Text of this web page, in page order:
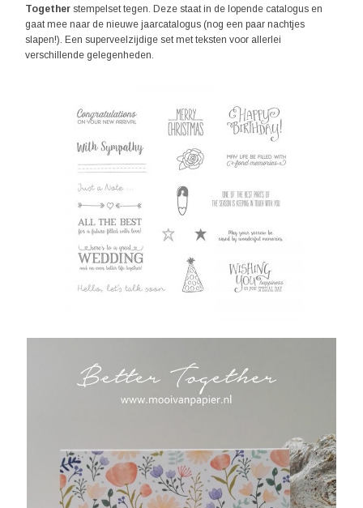
Together stempelset tegen. Deze staat in de lopende catalogus en
gaat mee naar de nieuwe jaarcatalogus (nog een paar nachtjes
slapen!). Een superveelzijdige set met teksten voor allerlei
verschillende gelegenheden.